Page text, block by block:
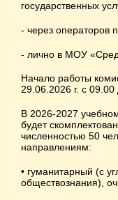
государственных
- через операторов
- лично в МОУ
Начало работы
29.06.2026 г. с
В 2026-2027
будет
численностью 50
направлениям:
• гуманитарный (с
обществознания),